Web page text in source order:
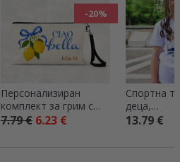
-20%
Персонализиран
комплект за грим с
надпис - Ciao bella
7.79 €6.23 €
Спортна
деца,
13.79 €